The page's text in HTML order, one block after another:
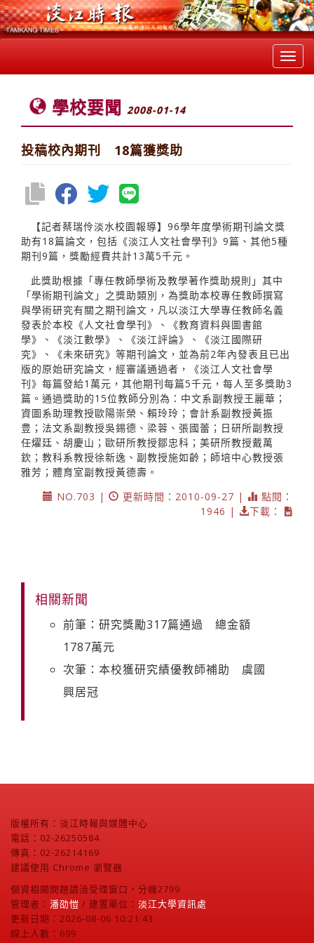
學校要聞 2008-01-14
投稿校內期刊 18篇獲獎助
【記者蔡瑞伶淡水校園報導】96學年度學術期刊論文獎
助有18篇論文，包括《淡江人文社會學刊》9篇、其他5種
期刊9篇，獎勵經費共計13萬5千元。
此獎助根據「專任教師學術及教學著作獎助規則」其中
「學術期刊論文」之獎助類別，為獎助本校專任教師撰寫
與學術研究有關之期刊論文，凡以淡江大學專任教師名義
發表於本校《人文社會學刊》、《教育資料與圖書館
學》、《淡江數學》、《淡江評論》、《淡江國際研
究》、《未來研究》等期刊論文，並為前2年內發表且已出
版的原始研究論文，經審議通過者，《淡江人文社會學
刊》每篇發給1萬元，其他期刊每篇5千元，每人至多獎助3
篇。通過獎助的15位教師分別為：中文系副教授王麗華；
資圖系助理教授歐陽崇榮、賴玲玲；會計系副教授黃振
豊；法文系副教授吳錫德、梁蓉、張國蕾；日研所副教授
任燿廷、胡慶山；歐研所教授鄒忠科；美研所教授戴萬
欽；教科系教授徐新逸、副教授施如齡；師培中心教授張
雅芳；體育室副教授黃德壽。
NO.703 |
更新時間：2010-09-27 |
點閱：
1946 |
下載：
相關新聞
前筆：研究獎勵317篇通過 總金額
1787萬元
次筆：本校獲研究績優教師補助 虞國
興居冠
版權所有：淡江時報與媒體中心
電話：02-26250584
傳真：02-26214169
建議使用 Chrome 瀏覽器
個資相關問題請洽受理窗口，分機2799
管理者： 潘劭愷 / 建置單位： 淡江大學資訊處
更新日期：2026-08-06 10:21:43
線上人數：699